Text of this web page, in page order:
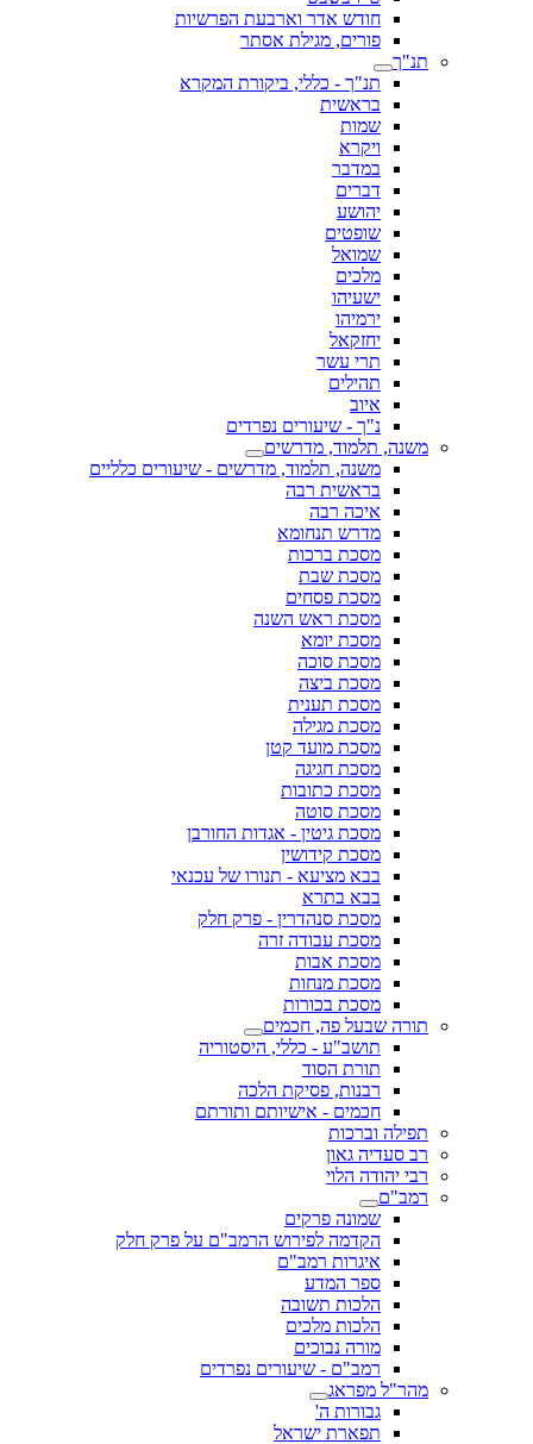
חודש אדר וארבעת הפרשיות
פורים, מגילת אסתר
תנ"ך
תנ"ך - כללי, ביקורת המקרא
בראשית
שמות
ויקרא
במדבר
דברים
יהושע
שופטים
שמואל
מלכים
ישעיהו
ירמיהו
יחזקאל
תרי עשר
תהילים
איוב
נ"ך - שיעורים נפרדים
משנה, תלמוד, מדרשים
משנה, תלמוד, מדרשים - שיעורים כלליים
בראשית רבה
איכה רבה
מדרש תנחומא
מסכת ברכות
מסכת שבת
מסכת פסחים
מסכת ראש השנה
מסכת יומא
מסכת סוכה
מסכת ביצה
מסכת תענית
מסכת מגילה
מסכת מועד קטן
מסכת חגיגה
מסכת כתובות
מסכת סוטה
מסכת גיטין - אגדות החורבן
מסכת קידושין
בבא מציעא - תנורו של עכנאי
בבא בתרא
מסכת סנהדרין - פרק חלק
מסכת עבודה זרה
מסכת אבות
מסכת מנחות
מסכת בכורות
תורה שבעל פה, חכמים
תושב"ע - כללי, היסטוריה
תורת הסוד
רבנות, פסיקת הלכה
חכמים - אישיותם ותורתם
תפילה וברכות
רב סעדיה גאון
רבי יהודה הלוי
רמב"ם
שמונה פרקים
הקדמה לפירוש הרמב"ם על פרק חלק
איגרות רמב"ם
ספר המדע
הלכות תשובה
הלכות מלכים
מורה נבוכים
רמב"ם - שיעורים נפרדים
מהר"ל מפראג
גבורות ה'
תפארת ישראל